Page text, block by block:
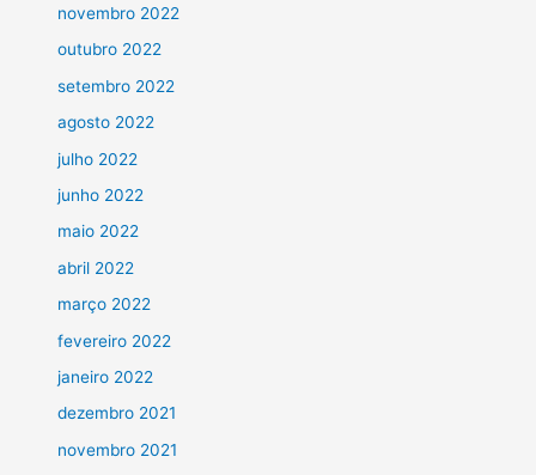
novembro 2022
outubro 2022
setembro 2022
agosto 2022
julho 2022
junho 2022
maio 2022
abril 2022
março 2022
fevereiro 2022
janeiro 2022
dezembro 2021
novembro 2021